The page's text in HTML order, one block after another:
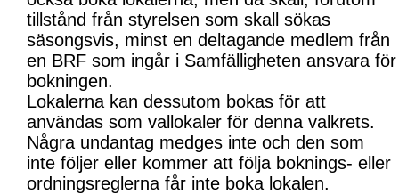
tillstånd från styrelsen som skall sökas
säsongsvis, minst en deltagande medlem från
en BRF som ingår i Samfälligheten ansvara för
bokningen.
Lokalerna kan dessutom bokas för att
användas som vallokaler för denna valkrets.
Några undantag medges inte och den som
inte följer eller kommer att följa boknings- eller
ordningsreglerna får inte boka lokalen.